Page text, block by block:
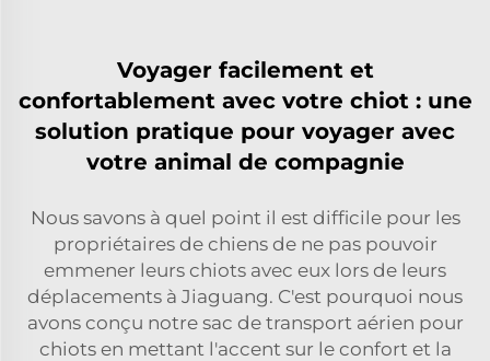
Voyager facilement et
confortablement avec votre chiot : une
solution pratique pour voyager avec
votre animal de compagnie
Nous savons à quel point il est difficile pour les
propriétaires de chiens de ne pas pouvoir
emmener leurs chiots avec eux lors de leurs
déplacements à Jiaguang. C'est pourquoi nous
avons conçu notre sac de transport aérien pour
chiots en mettant l'accent sur le confort et la